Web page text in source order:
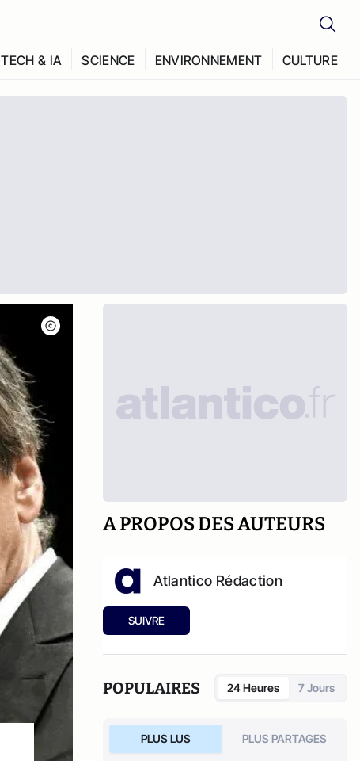
TECH & IA SCIENCE ENVIRONNEMENT CULTURE
A PROPOS DES AUTEURS
Atlantico Rédaction
SUIVRE
POPULAIRES 24 Heures 7 Jours
PLUS LUS PLUS PARTAGES